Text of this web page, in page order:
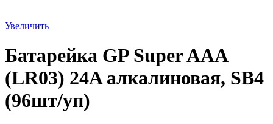
Увеличить
Батарейка GP Super AAA
(LR03) 24A алкалиновая, SB4
(96шт/уп)